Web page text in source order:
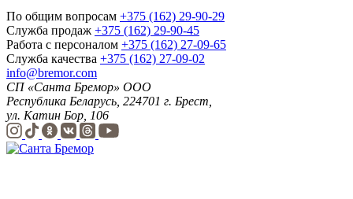
По общим вопросам +375 (162) 29-90-29
Служба продаж +375 (162) 29-90-45
Работа с персоналом +375 (162) 27-09-65
Служба качества +375 (162) 27-09-02
info@bremor.com
СП «Санта Бремор» ООО
Республика Беларусь, 224701 г. Брест,
ул. Катин Бор, 106